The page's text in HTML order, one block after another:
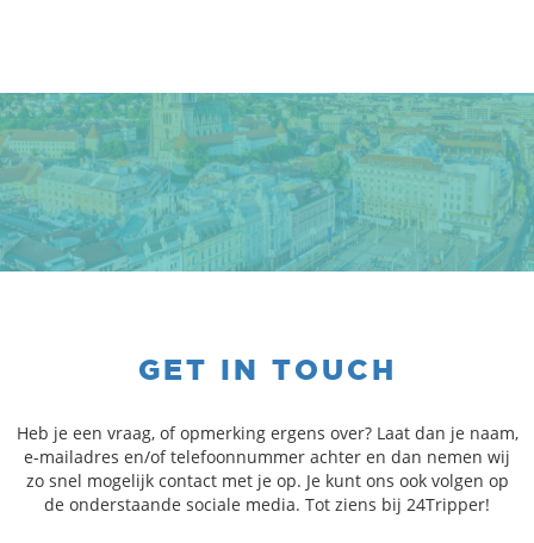
GET IN TOUCH
Heb je een vraag, of opmerking ergens over? Laat dan je naam,
e-mailadres en/of telefoonnummer achter en dan nemen wij
zo snel mogelijk contact met je op. Je kunt ons ook volgen op
de onderstaande sociale media. Tot ziens bij 24Tripper!